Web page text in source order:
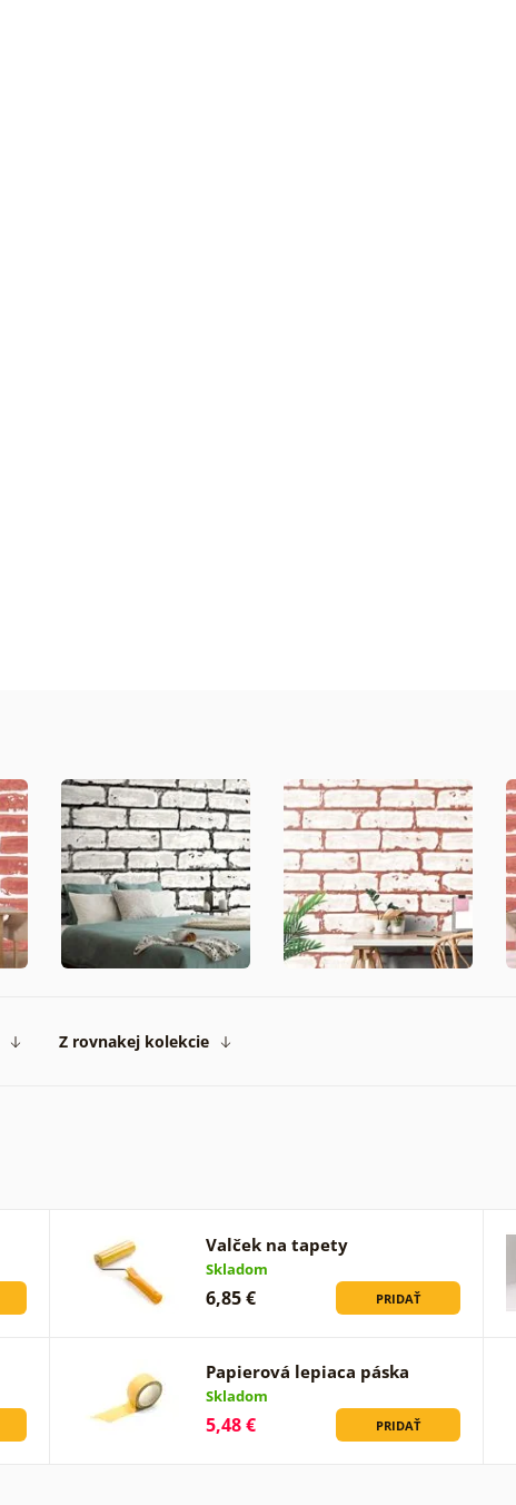
Z rovnakej kolekcie
Valček na tapety
Skladom
6,85 € PRIDAŤ
Papierová lepiaca páska
Skladom
5,48 € PRIDAŤ